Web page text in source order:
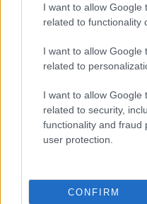
I want to allow Google
related to functionality
I want to allow Google
related to
I want to allow Google
related to security,
functionality and fraud
user protection.
CONFIRM
κόμμα. Ναι, ρε παππού,
Athens F.C.. Φαντάσου
αν άκουγα τον
το χρώμα της ομάδας
Olympiacos F.C.;» θα
αντιπολίτευση και να
Φαντασμένης